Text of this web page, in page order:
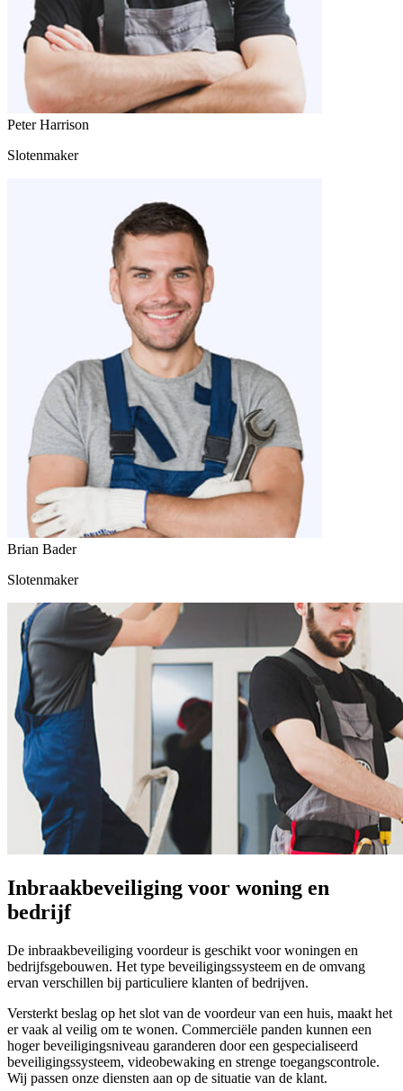
Peter Harrison
Slotenmaker
Brian Bader
Slotenmaker
Inbraakbeveiliging voor woning en
bedrijf
De inbraakbeveiliging voordeur is geschikt voor woningen en
bedrijfsgebouwen. Het type beveiligingssysteem en de omvang
ervan verschillen bij particuliere klanten of bedrijven.
Versterkt beslag op het slot van de voordeur van een huis, maakt het
er vaak al veilig om te wonen. Commerciële panden kunnen een
hoger beveiligingsniveau garanderen door een gespecialiseerd
beveiligingssysteem, videobewaking en strenge toegangscontrole.
Wij passen onze diensten aan op de situatie van de klant.